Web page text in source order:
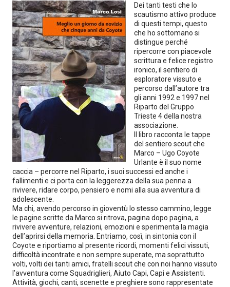
Dei tanti testi che lo
scautismo attivo produce
di questi tempi, questo
che ho sottomano si
distingue perché
ripercorre con piacevole
scrittura e felice registro
ironico, il sentiero di
esploratore vissuto e
percorso dall’autore tra
gli anni 1992 e 1997 nel
Riparto del Gruppo
Trieste 4 della nostra
associazione.
Il libro racconta le tappe
del sentiero scout che
Marco – Ugo Coyote
Urlante è il suo nome
caccia – percorre nel Riparto, i suoi successi ed anche i
fallimenti e ci porta con la leggerezza della sua penna a
rivivere, ridare corpo, pensiero e nomi alla sua avventura di
adolescente.
Ma chi, avendo percorso in gioventù lo stesso cammino, legge
le pagine scritte da Marco si ritrova, pagina dopo pagina, a
rivivere avventure, relazioni, emozioni e sperimenta la magia
dell’aprirsi della memoria. Entriamo, così, in sintonia con il
Coyote e riportiamo al presente ricordi, momenti felici vissuti,
difficoltà incontrate e non sempre superate, ma soprattutto
volti, volti dei tanti amici, fratelli scout che con noi hanno vissuto
l’avventura come Squadriglieri, Aiuto Capi, Capi e Assistenti.
Attività, giochi, canti, scenette e preghiere sono rappresentate